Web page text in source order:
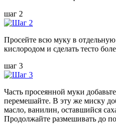
шаг 2
Просейте всю муку в
кислородом и сделать тесто
шаг 3
Часть просеянной муки
перемешайте. В эту же миску
масло, ванилин, оставшийся
Продолжайте размешивать до